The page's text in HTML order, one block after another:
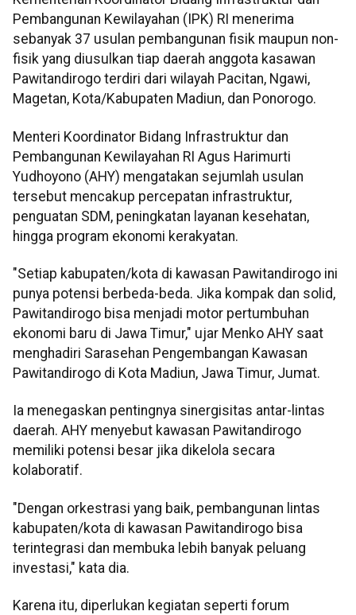
Pembangunan Kewilayahan (IPK) RI menerima
sebanyak 37 usulan pembangunan fisik maupun non-
fisik yang diusulkan tiap daerah anggota kasawan
Pawitandirogo terdiri dari wilayah Pacitan, Ngawi,
Magetan, Kota/Kabupaten Madiun, dan Ponorogo.
Menteri Koordinator Bidang Infrastruktur dan
Pembangunan Kewilayahan RI Agus Harimurti
Yudhoyono (AHY) mengatakan sejumlah usulan
tersebut mencakup percepatan infrastruktur,
penguatan SDM, peningkatan layanan kesehatan,
hingga program ekonomi kerakyatan.
"Setiap kabupaten/kota di kawasan Pawitandirogo ini
punya potensi berbeda-beda. Jika kompak dan solid,
Pawitandirogo bisa menjadi motor pertumbuhan
ekonomi baru di Jawa Timur," ujar Menko AHY saat
menghadiri Sarasehan Pengembangan Kawasan
Pawitandirogo di Kota Madiun, Jawa Timur, Jumat.
Ia menegaskan pentingnya sinergisitas antar-lintas
daerah. AHY menyebut kawasan Pawitandirogo
memiliki potensi besar jika dikelola secara
kolaboratif.
"Dengan orkestrasi yang baik, pembangunan lintas
kabupaten/kota di kawasan Pawitandirogo bisa
terintegrasi dan membuka lebih banyak peluang
investasi," kata dia.
Karena itu, diperlukan kegiatan seperti forum